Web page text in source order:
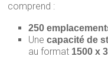
comprend :
250
Unecapacité de
au format 1500 x